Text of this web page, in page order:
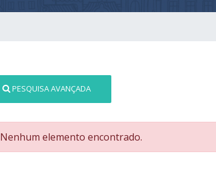
PESQUISA AVANÇADA
Nenhum elemento encontrado.